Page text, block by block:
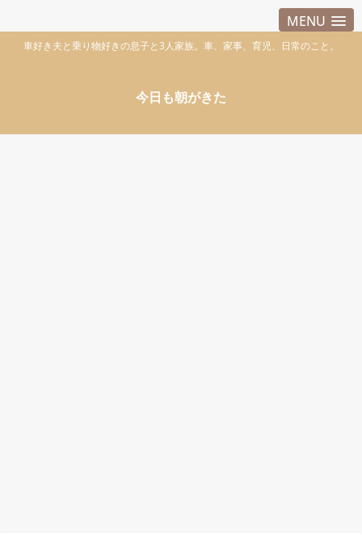
MENU
車好き夫と乗り物好きの息子と3人家族。車、家事、育児、日常のこと。
今日も朝がきた